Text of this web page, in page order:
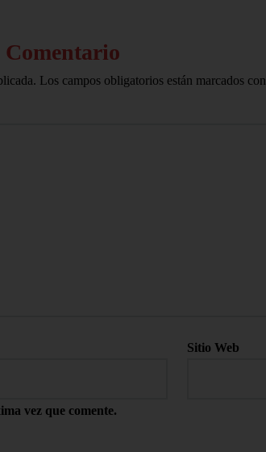
Comentario
Los campos obligatorios están marcados con
Sitio Web
vez que comente.